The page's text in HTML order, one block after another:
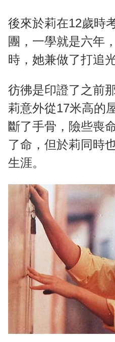
後來於莉在12歲時
團，一學就是六年
時，她兼做了打追
彷彿是印證了之前
莉意外從17米高的
斷了手骨，險些喪
了命，但於莉同時
生涯。